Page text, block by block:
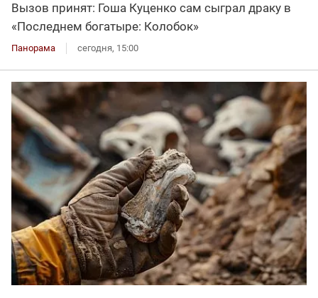
Вызов принят: Гоша Куценко сам сыграл драку в
«Последнем богатыре: Колобок»
Панорама сегодня, 15:00